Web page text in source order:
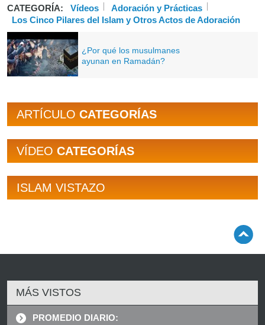
CATEGORÍA: Vídeos
Adoración y Prácticas
Los Cinco Pilares del Islam y Otros Actos de Adoración
¿Por qué los musulmanes
ayunan en Ramadán?
ARTÍCULO CATEGORÍAS
VÍDEO CATEGORÍAS
ISLAM VISTAZO
MÁS VISTOS
PROMEDIO DIARIO: